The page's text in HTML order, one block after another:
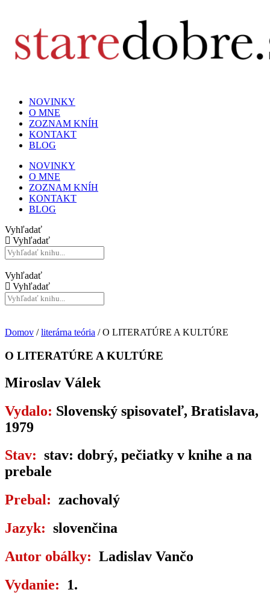
NOVINKY
O MNE
ZOZNAM KNÍH
KONTAKT
BLOG
NOVINKY
O MNE
ZOZNAM KNÍH
KONTAKT
BLOG
Vyhľadať
Vyhľadať
Vyhľadať
Vyhľadať
Domov /literárna teória / O LITERATÚRE A KULTÚRE
O LITERATÚRE A KULTÚRE
Miroslav Válek
Vydalo: Slovenský spisovateľ, Bratislava,
1979
Stav: stav: dobrý, pečiatky v knihe a na
prebale
Prebal: zachovalý
Jazyk: slovenčina
Autor obálky: Ladislav Vančo
Vydanie: 1.